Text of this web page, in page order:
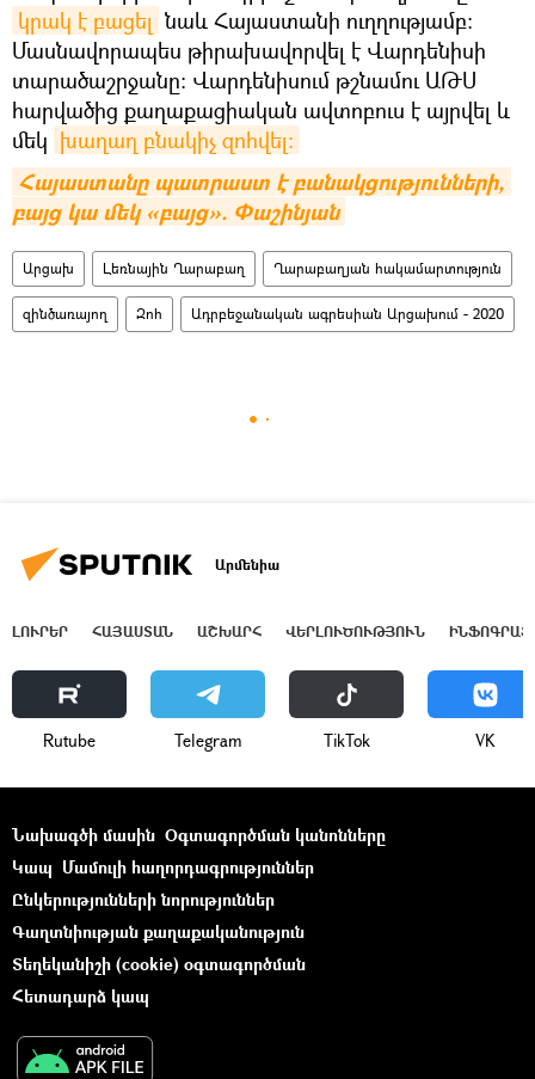
կրակ է բացել նաև Հայաստանի ուղղությամբ։
Մասնավորապես թիրախավորվել է Վարդենիսի
տարածաշրջանը։ Վարդենիսում թշնամու ԱԹՍ
հարվածից քաղաքացիական ավտոբուս է այրվել և
մեկ խաղաղ բնակիչ զոհվել։
Հայաստանը պատրաստ է բանակցությունների,
բայց կա մեկ «բայց». Փաշինյան
Արցախ Լեռնային Ղարաբաղ Ղարաբաղյան հակամարտություն
զինծառայող Զոհ Ադրբեջանական ագրեսիան Արցախում - 2020
Արմենիա
ԼՈՒՐԵՐ ՀԱՅԱՍՏԱՆ ԱՇԽԱՐՀ ՎԵՐԼՈՒԾՈՒԹՅՈՒՆ
Rutube Telegram ТikТоk VK
Նախագծի մասին Օգտագործման կանոնները
Կապ Մամուլի հաղորդագրություններ
Ընկերությունների նորություններ
Գաղտնիության քաղաքականություն
Տեղեկանիշի (cookie) օգտագործման
Հետադարձ կապ